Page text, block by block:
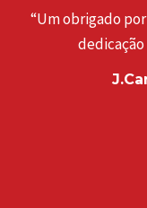
“Um obrigado
dedicação